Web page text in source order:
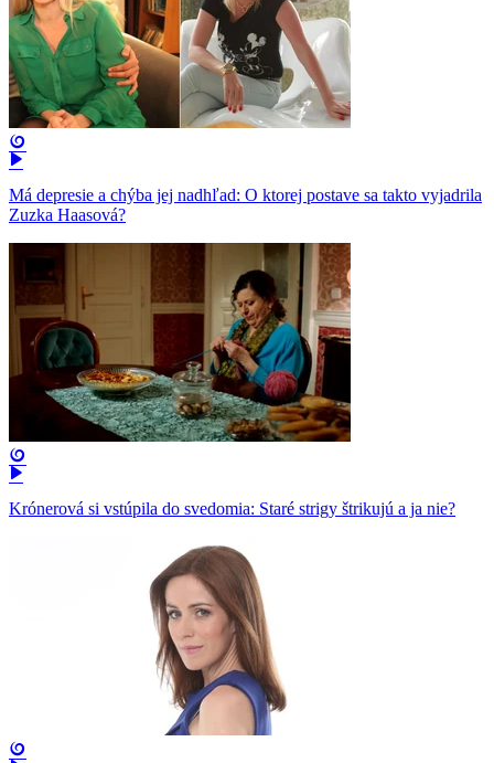
Má depresie a chýba jej nadhľad: O ktorej postave sa takto vyjadrila
Zuzka Haasová?
Krónerová si vstúpila do svedomia: Staré strigy štrikujú a ja nie?